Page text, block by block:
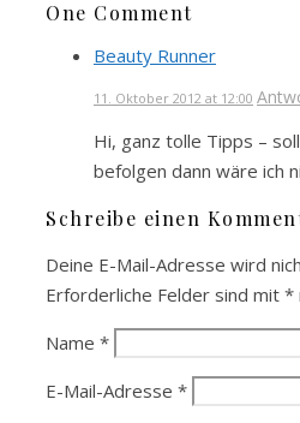
One Comment
Beauty Runner
11. Oktober 2012 at 12:00
Hi, ganz tolle Tipps –
befolgen dann wäre ich
Schreibe einen
Deine E-Mail-Adresse wird
Erforderliche Felder sind mit *
Name *
E-Mail-Adresse *